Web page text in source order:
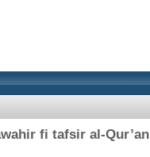
fi tafsir al-Qur’an